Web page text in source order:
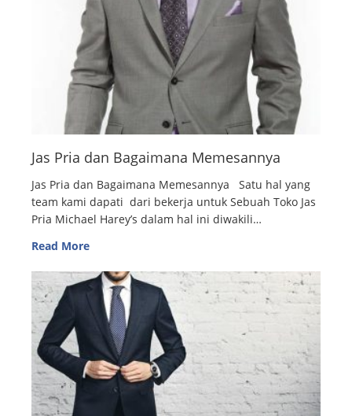
Jas Pria dan Bagaimana Memesannya
Jas Pria dan Bagaimana Memesannya Satu hal yang
team kami dapati dari bekerja untuk Sebuah Toko Jas
Pria Michael Harey’s dalam hal ini diwakili…
Read More